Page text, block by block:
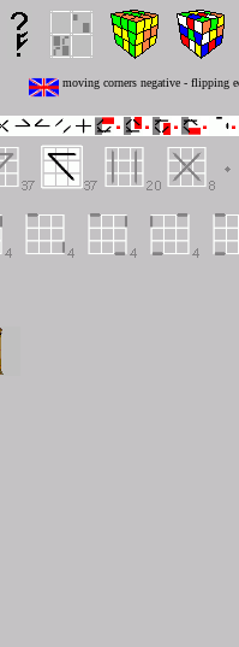
moving corners negative - flipping